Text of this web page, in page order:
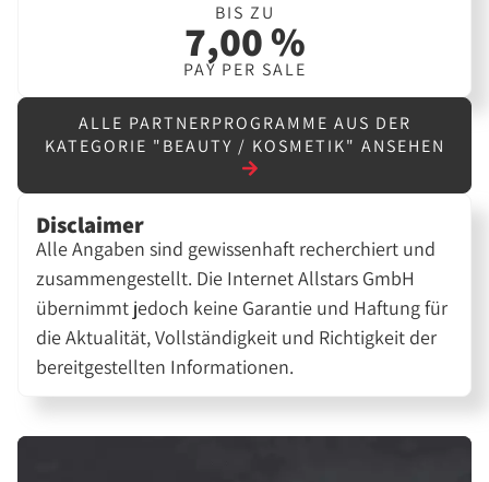
BIS ZU
7,00 %
PAY PER SALE
ALLE PARTNERPROGRAMME AUS DER
KATEGORIE "BEAUTY / KOSMETIK" ANSEHEN
Disclaimer
Alle Angaben sind gewissenhaft recherchiert und
zusammengestellt. Die Internet Allstars GmbH
übernimmt jedoch keine Garantie und Haftung für
die Aktualität, Vollständigkeit und Richtigkeit der
bereitgestellten Informationen.